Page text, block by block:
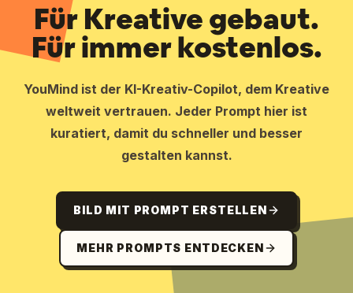
Für Kreative gebaut.
Für immer kostenlos.
YouMind ist der KI-Kreativ-Copilot, dem Kreative
weltweit vertrauen. Jeder Prompt hier ist
kuratiert, damit du schneller und besser
gestalten kannst.
BILD MIT PROMPT ERSTELLEN
MEHR PROMPTS ENTDECKEN